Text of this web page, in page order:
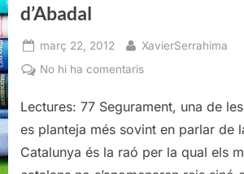
d’Abadal
Posted
on
març 22, 2012 By
XavierSerrahima
No hi ha comentarisa
primers
comtes
Ramon
Lectures: 77 Segurament, una de
es planteja més sovint en parlar de
Catalunya és la raó per la qual els